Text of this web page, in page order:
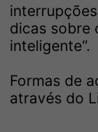
dicas sobre
inteligente“.
Formas de
através do